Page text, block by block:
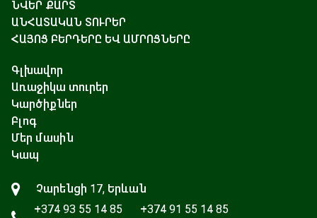
ՆՎԵՐ ՔԱՐՏ
ԱՆՀԱՏԱԿԱՆ ՏՈՒՐԵՐ
ՀԱՅՈՑ ԲԵՐԴԵՐԸ ԵՎ ԱՄՐՈՑՆԵՐԸ
Գլխավոր
Առաջիկա տուրեր
Կարծիքներ
Բլոգ
Մեր մասին
Կապ
Չարենցի 17, Երևան
+374 93 55 14 85
+374 91 55 14 85